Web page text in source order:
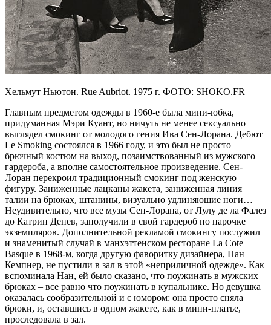
Хельмут Ньютон. Rue Aubriot. 1975 г. ФОТО: SHOKO.FR
Главным предметом одежды в 1960-е была мини-юбка,
придуманная Мэри Куант, но ничуть не менее сексуально
выглядел смокинг от молодого гения Ива Сен-Лорана. Дебют
Le Smoking состоялся в 1966 году, и это был не просто
брючный костюм на выход, позаимствованный из мужского
гардероба, а вполне самостоятельное произведение. Сен-
Лоран перекроил традиционный смокинг под женскую
фигуру. Заниженные лацканы жакета, заниженная линия
талии на брюках, штанины, визуально удлиняющие ноги…
Неудивительно, что все музы Сен-Лорана, от Лулу де ла Фалез
до Катрин Денев, заполучили в свой гардероб по парочке
экземпляров. Дополнительной рекламой смокингу послужил
и знаменитый случай в манхэттенском ресторане La Cote
Basque в 1968-м, когда другую фаворитку дизайнера, Нан
Кемпнер, не пустили в зал в этой «неприличной одежде». Как
вспоминала Нан, ей было сказано, что поужинать в мужских
брюках – все равно что поужинать в купальнике. Но девушка
оказалась сообразительной и с юмором: она просто сняла
брюки, и, оставшись в одном жакете, как в мини-платье,
проследовала в зал.